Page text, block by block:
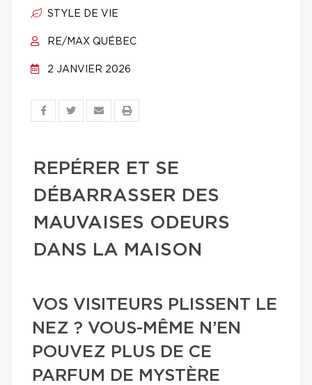
STYLE DE VIE
RE/MAX QUÉBEC
2 JANVIER 2026
REPÉRER ET SE
DÉBARRASSER DES
MAUVAISES ODEURS
DANS LA MAISON
VOS VISITEURS PLISSENT LE
NEZ ? VOUS-MÊME N’EN
POUVEZ PLUS DE CE
PARFUM DE MYSTÈRE